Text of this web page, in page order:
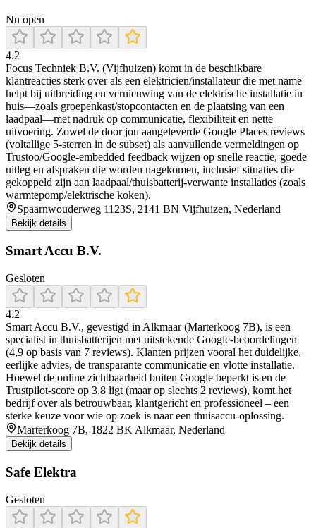
Nu open
4.2
Focus Techniek B.V. (Vijfhuizen) komt in de beschikbare
klantreacties sterk over als een elektricien/installateur die met name
helpt bij uitbreiding en vernieuwing van de elektrische installatie in
huis—zoals groepenkast/stopcontacten en de plaatsing van een
laadpaal—met nadruk op communicatie, flexibiliteit en nette
uitvoering. Zowel de door jou aangeleverde Google Places reviews
(voltallige 5-sterren in de subset) als aanvullende vermeldingen op
Trustoo/Google-embedded feedback wijzen op snelle reactie, goede
uitleg en afspraken die worden nagekomen, inclusief situaties die
gekoppeld zijn aan laadpaal/thuisbatterij-verwante installaties (zoals
warmtepomp/elektrische koken).
Spaarnwouderweg 1123S, 2141 BN Vijfhuizen, Nederland
Bekijk details
Smart Accu B.V.
Gesloten
4.2
Smart Accu B.V., gevestigd in Alkmaar (Marterkoog 7B), is een
specialist in thuisbatterijen met uitstekende Google-beoordelingen
(4,9 op basis van 7 reviews). Klanten prijzen vooral het duidelijke,
eerlijke advies, de transparante communicatie en vlotte installatie.
Hoewel de online zichtbaarheid buiten Google beperkt is en de
Trustpilot-score op 3,8 ligt (maar op slechts 2 reviews), komt het
bedrijf over als betrouwbaar, klantgericht en professioneel – een
sterke keuze voor wie op zoek is naar een thuisaccu-oplossing.
Marterkoog 7B, 1822 BK Alkmaar, Nederland
Bekijk details
Safe Elektra
Gesloten